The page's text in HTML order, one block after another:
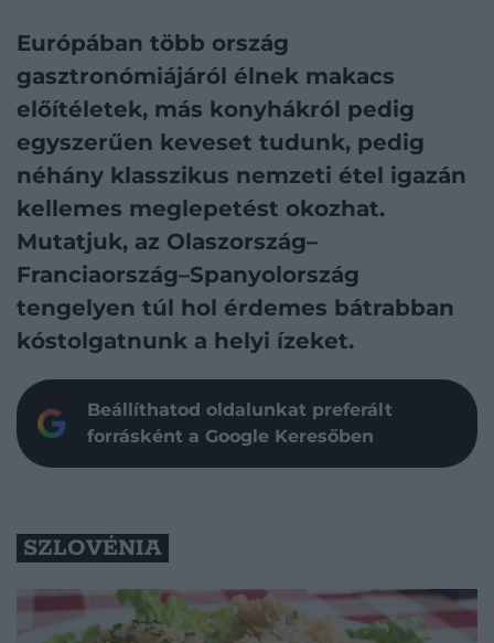
Európában több ország
gasztronómiájáról élnek makacs
előítéletek, más konyhákról pedig
egyszerűen keveset tudunk, pedig
néhány klasszikus nemzeti étel igazán
kellemes meglepetést okozhat.
Mutatjuk, az Olaszország–
Franciaország–Spanyolország
tengelyen túl hol érdemes bátrabban
kóstolgatnunk a helyi ízeket.
Beállíthatod oldalunkat preferált
forrásként a Google Keresőben
SZLOVÉNIA